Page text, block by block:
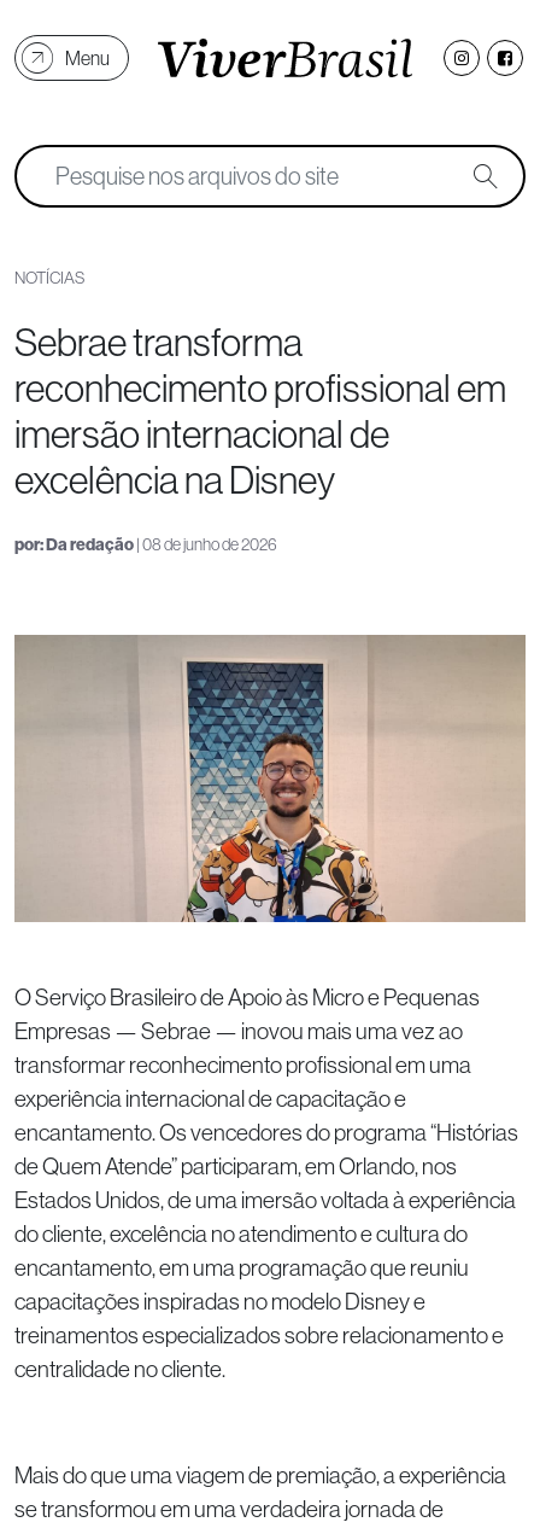
Menu
NOTÍCIAS
Sebrae transforma
reconhecimento profissional em
imersão internacional de
excelência na Disney
por:Da redação| 08 de junho de 2026
O Serviço Brasileiro de Apoio às Micro e Pequenas
Empresas — Sebrae — inovou mais uma vez ao
transformar reconhecimento profissional em uma
experiência internacional de capacitação e
encantamento. Os vencedores do programa “Histórias
de Quem Atende” participaram, em Orlando, nos
Estados Unidos, de uma imersão voltada à experiência
do cliente, excelência no atendimento e cultura do
encantamento, em uma programação que reuniu
capacitações inspiradas no modelo Disney e
treinamentos especializados sobre relacionamento e
centralidade no cliente.
Mais do que uma viagem de premiação, a experiência
se transformou em uma verdadeira jornada de